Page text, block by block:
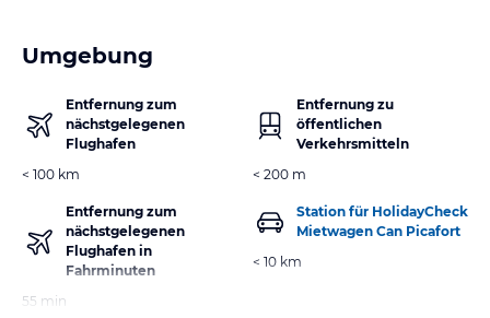
Umgebung
Entfernung zum
nächstgelegenen
Flughafen
< 100 km
Entfernung zum
nächstgelegenen
Flughafen in
Fahrminuten
55 min
Entfernung zu
öffentlichen
Verkehrsmitteln
< 200 m
Station für HolidayCheck
Mietwagen Can Picafort
< 10 km